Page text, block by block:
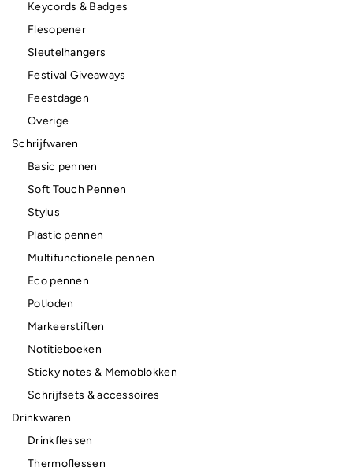
Keycords & Badges
Flesopener
Sleutelhangers
Festival Giveaways
Feestdagen
Overige
Schrijfwaren
Basic pennen
Soft Touch Pennen
Stylus
Plastic pennen
Multifunctionele pennen
Eco pennen
Potloden
Markeerstiften
Notitieboeken
Sticky notes & Memoblokken
Schrijfsets & accessoires
Drinkwaren
Drinkflessen
Thermoflessen